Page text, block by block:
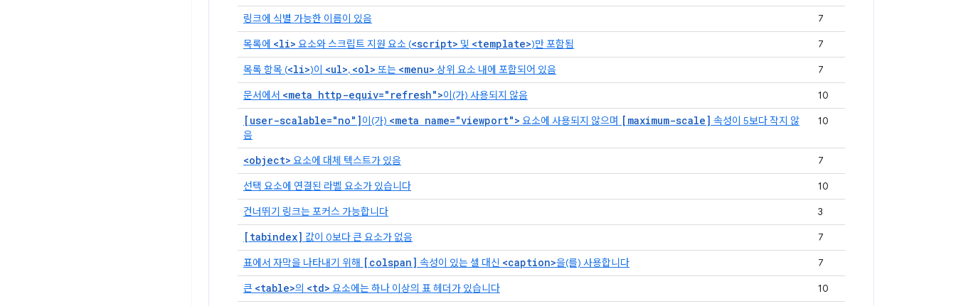
링크에 식별 가능한 이름이 있음
7
목록에 <li> 요소와 스크립트 지원 요소 (<script> 및 <template>)만 포함됨
7
목록 항목 (<li>)이 <ul>, <ol> 또는 <menu> 상위 요소 내에 포함되어 있음
7
문서에서 <meta http-equiv="refresh">이(가) 사용되지 않음 10
[user-scalable="no"]이(가) <meta name="viewport"> 요소에 사용되지 않으며 [maximum-scale] 속성이 5보다 작지 않
음
10
<object> 요소에 대체 텍스트가 있음
7
선택 요소에 연결된 라벨 요소가 있습니다
10
건너뛰기 링크는 포커스 가능합니다
3
[tabindex] 값이 0보다 큰 요소가 없음
7
표에서 자막을 나타내기 위해 [colspan] 속성이 있는 셀 대신 <caption>을(를) 사용합니다
7
큰 <table>의 <td> 요소에는 하나 이상의 표 헤더가 있습니다 10